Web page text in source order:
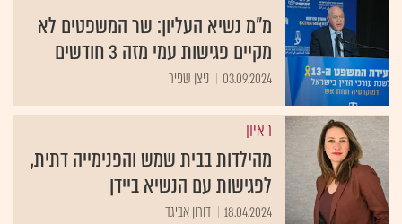
מ"מ נשיא העליון: שר המשפטים לא
מקיים פגישות עמי מזה 3 חודשים
03.09.2024 ניצן שפיר
ראיון
מהילדות בבית שמש והפנימייה דתית,
לפגישות עם הנשיא ביידן
18.04.2024 דורון אביגד